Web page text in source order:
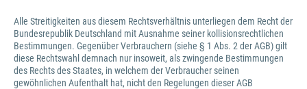
Alle Streitigkeiten aus diesem Rechtsverhältnis unterliegen dem Recht der
Bundesrepublik Deutschland mit Ausnahme seiner kollisionsrechtlichen
Bestimmungen. Gegenüber Verbrauchern (siehe § 1 Abs. 2 der AGB) gilt
diese Rechtswahl demnach nur insoweit, als zwingende Bestimmungen
des Rechts des Staates, in welchem der Verbraucher seinen
gewöhnlichen Aufenthalt hat, nicht den Regelungen dieser AGB